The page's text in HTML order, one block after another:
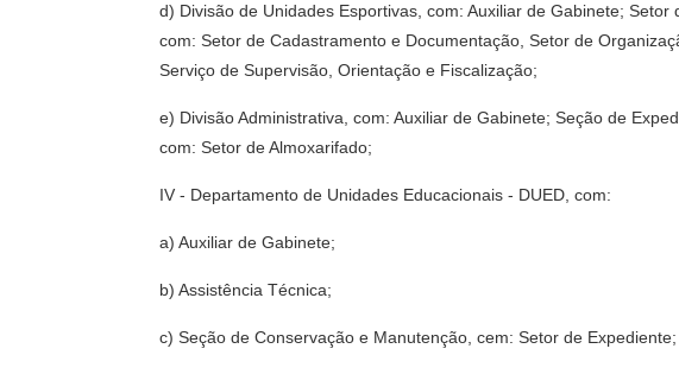
d) Divisão de Unidades Esportivas, com: Auxiliar de Gabinete;
com: Setor de Cadastramento e Documentação, Setor de
Serviço de Supervisão, Orientação e Fiscalização;
e) Divisão Administrativa, com: Auxiliar de Gabinete; Seção de
com: Setor de Almoxarifado;
IV - Departamento de Unidades Educacionais - DUED, com:
a) Auxiliar de Gabinete;
b) Assistência Técnica;
c) Seção de Conservação e Manutenção, cem: Setor de